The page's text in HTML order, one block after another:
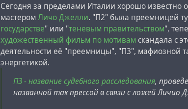
Сегодня за пределами Италии хорошо известно
мастеромЛичо Джелли. "П2" была преемницей
государстве" или "теневым правительством",
художественный фильм по мотивам скандала с
деятельности её "преемницы", "П3",
энергетикой.
П3 - название судебного расследования,
названной так прессой в связи с ложей Личио